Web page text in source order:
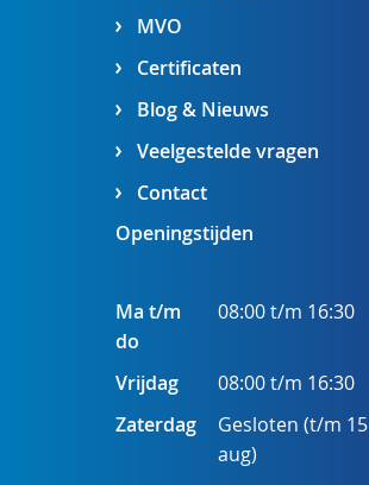
MVO
Certificaten
Blog & Nieuws
Veelgestelde vragen
Contact
Openingstijden
Ma t/m
do
08:00 t/m 16:30
Vrijdag
08:00 t/m 16:30
Zaterdag
Gesloten (t/m 15
aug)